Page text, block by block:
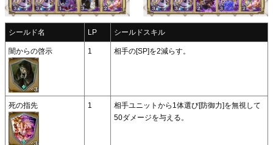
シールド名 LP シールドスキル
闇からの啓示 1 相手の[SP]を2減らす。
死の指先 1
相手ユニットから1体選び[防御力]を無視して
50ダメージを与える。